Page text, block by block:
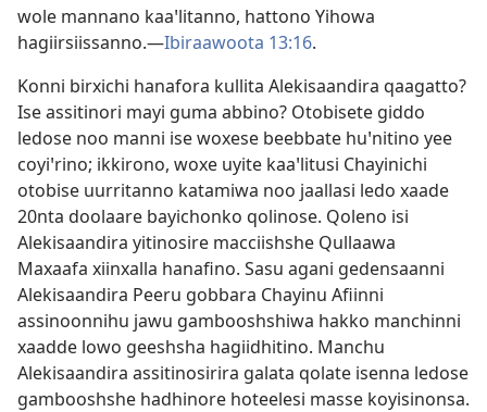
wole mannano kaaꞌlitanno, hattono Yihowa
hagiirsiissanno.—Ibiraawoota 13:16.
Konni birxichi hanafora kullita Alekisaandira qaagatto?
Ise assitinori mayi guma abbino? Otobisete giddo
ledose noo manni ise woxese beebbate huꞌnitino yee
coyiꞌrino; ikkirono, woxe uyite kaaꞌlitusi Chayinichi
otobise uurritanno katamiwa noo jaallasi ledo xaade
20nta doolaare bayichonko qolinose. Qoleno isi
Alekisaandira yitinosire macciishshe Qullaawa
Maxaafa xiinxalla hanafino. Sasu agani gedensaanni
Alekisaandira Peeru gobbara Chayinu Afiinni
assinoonnihu jawu gambooshshiwa hakko manchinni
xaadde lowo geeshsha hagiidhitino. Manchu
Alekisaandira assitinosirira galata qolate isenna ledose
gambooshshe hadhinore hoteelesi masse koyisinonsa.